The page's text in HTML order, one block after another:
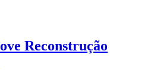
Reconstrução